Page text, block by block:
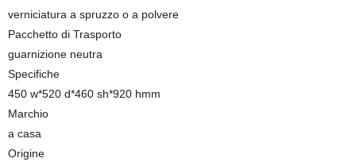
verniciatura a spruzzo o a polvere
Pacchetto di Trasporto
guarnizione neutra
Specifiche
450 w*520 d*460 sh*920 hmm
Marchio
a casa
Origine